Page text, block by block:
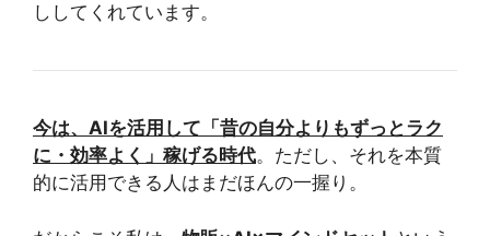
ししてくれています。
今は、AIを活用して「昔の自分よりもずっとラク
に・効率よく」稼げる時代。ただし、それを本質
的に活用できる人はまだほんの一握り。